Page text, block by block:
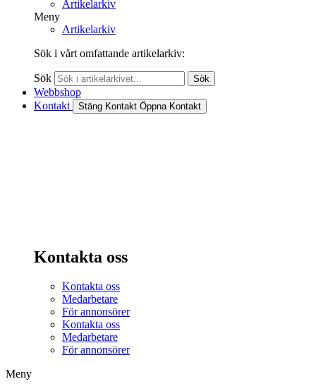
Artikelarkiv
Meny
Artikelarkiv
Sök i vårt omfattande artikelarkiv:
Sök Sök
Webbshop
Kontakt
Stäng Kontakt Öppna Kontakt
Kontakta oss
Kontakta oss
Medarbetare
För annonsörer
Kontakta oss
Medarbetare
För annonsörer
Meny